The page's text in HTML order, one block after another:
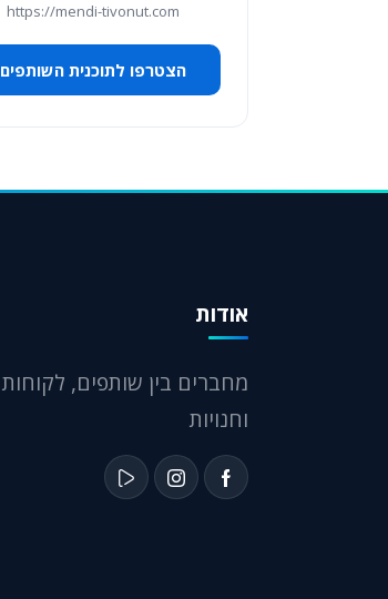
https://mendi-tivonut.com
הצטרפו לתוכנית השותפים
אודות
מחברים בין שותפים, לקוחות
וחנויות